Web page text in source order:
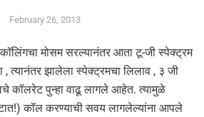
February 26, 2013
मोसम सरल्यानंतर आता टू-जी स्पेक्ट्रम
, त्यानंतर झालेला स्पेक्ट्रमचा लिलाव , ३ जी
कॉलरेट पुन्हा वाढू लागले आहेत. त्यामुळे
कॉल करण्याची सवय लागलेल्यांना आपले